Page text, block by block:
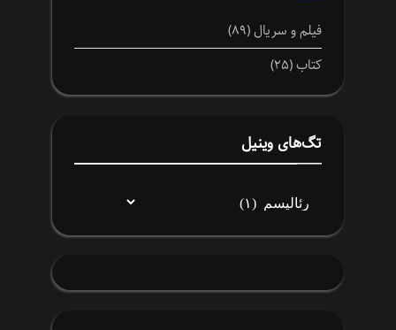
فیلم و سریال(۸۹)
کتاب(۲۵)
تگ‌های وینیل